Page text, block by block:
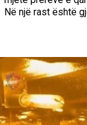
Në një rast është